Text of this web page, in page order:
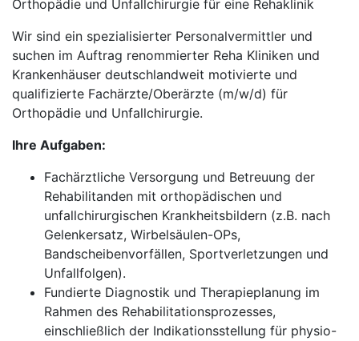
Orthopädie und Unfallchirurgie für eine Rehaklinik
Wir sind ein spezialisierter Personalvermittler und
suchen im Auftrag renommierter Reha Kliniken und
Krankenhäuser deutschlandweit motivierte und
qualifizierte Fachärzte/Oberärzte (m/w/d) für
Orthopädie und Unfallchirurgie.
Ihre Aufgaben:
Fachärztliche Versorgung und Betreuung der
Rehabilitanden mit orthopädischen und
unfallchirurgischen Krankheitsbildern (z.B. nach
Gelenkersatz, Wirbelsäulen-OPs,
Bandscheibenvorfällen, Sportverletzungen und
Unfallfolgen).
Fundierte Diagnostik und Therapieplanung im
Rahmen des Rehabilitationsprozesses,
einschließlich der Indikationsstellung für physio-